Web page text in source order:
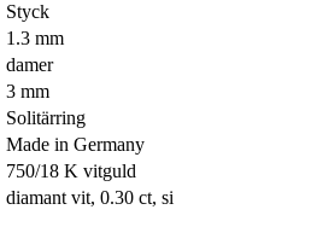
Styck
1.3 mm
damer
3 mm
Solitärring
Made in Germany
750/18 K vitguld
diamant vit, 0.30 ct, si